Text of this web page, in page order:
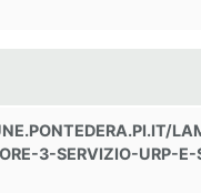
3-SERVIZIO-URP-